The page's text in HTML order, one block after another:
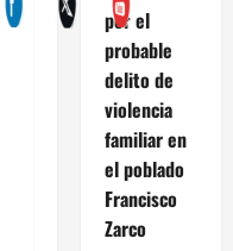
por el
probable
delito de
violencia
familiar en
el poblado
Francisco
Zarco